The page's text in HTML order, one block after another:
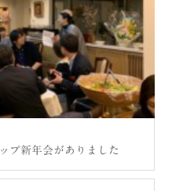
プ新年会がありました